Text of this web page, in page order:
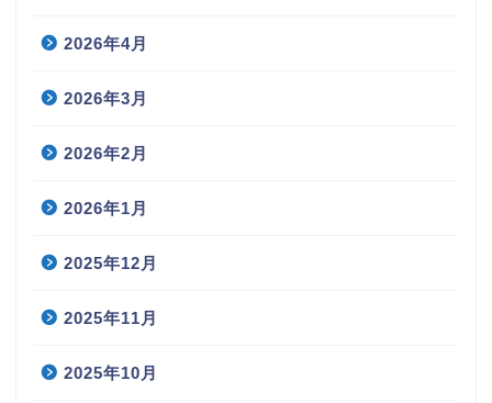
2026年4月
2026年3月
2026年2月
2026年1月
2025年12月
2025年11月
2025年10月